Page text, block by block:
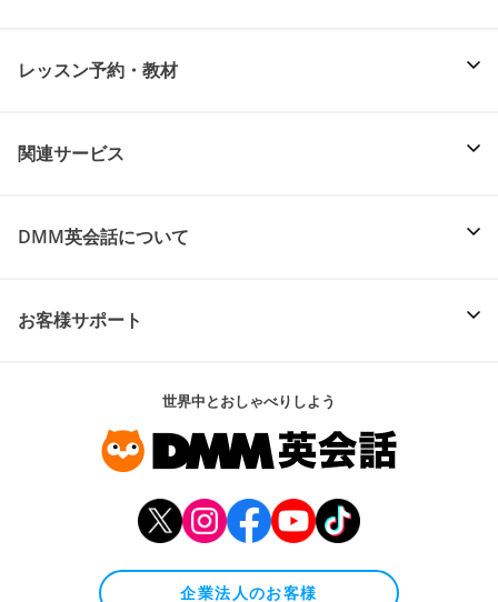
レッスン予約・教材
関連サービス
DMM英会話について
お客様サポート
世界中とおしゃべりしよう
企業法人のお客様